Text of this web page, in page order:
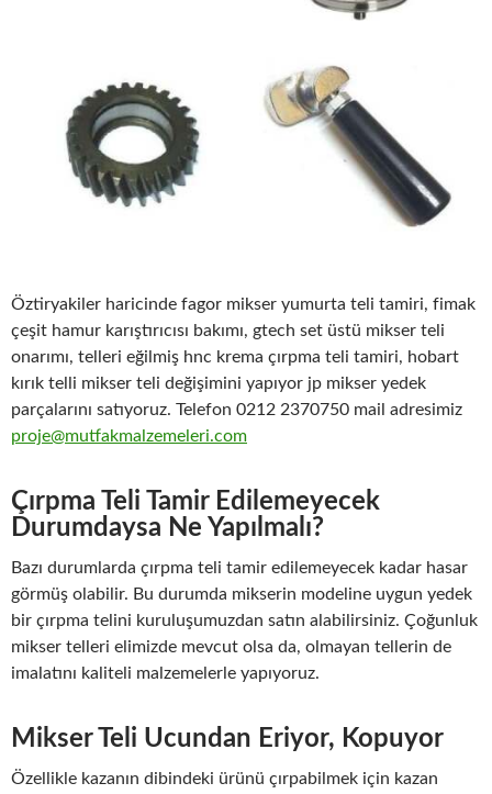
Öztiryakiler haricinde fagor mikser yumurta teli tamiri, fimak
çeşit hamur karıştırıcısı bakımı, gtech set üstü mikser teli
onarımı, telleri eğilmiş hnc krema çırpma teli tamiri, hobart
kırık telli mikser teli değişimini yapıyor jp mikser yedek
parçalarını satıyoruz. Telefon 0212 2370750 mail adresimiz
proje@mutfakmalzemeleri.com
Çırpma Teli Tamir Edilemeyecek
Durumdaysa Ne Yapılmalı?
Bazı durumlarda çırpma teli tamir edilemeyecek kadar hasar
görmüş olabilir. Bu durumda mikserin modeline uygun yedek
bir çırpma telini kuruluşumuzdan satın alabilirsiniz. Çoğunluk
mikser telleri elimizde mevcut olsa da, olmayan tellerin de
imalatını kaliteli malzemelerle yapıyoruz.
Mikser Teli Ucundan Eriyor, Kopuyor
Özellikle kazanın dibindeki ürünü çırpabilmek için kazan